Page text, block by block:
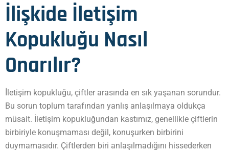
İlişkide İletişim
Kopukluğu Nasıl
Onarılır?
İletişim kopukluğu, çiftler arasında en sık yaşanan sorundur.
Bu sorun toplum tarafından yanlış anlaşılmaya oldukça
müsait. İletişim kopukluğundan kastımız, genellikle çiftlerin
birbiriyle konuşmaması değil, konuşurken birbirini
duymamasıdır. Çiftlerden biri anlaşılmadığını hissederken